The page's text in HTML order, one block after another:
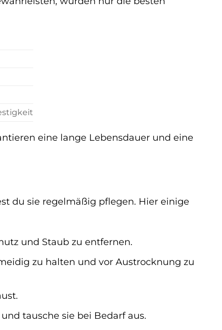
eine lange Lebensdauer und eine
du sie regelmäßig pflegen. Hier einige
und Staub zu entfernen.
zu halten und vor Austrocknung zu
tausche sie bei Bedarf aus.